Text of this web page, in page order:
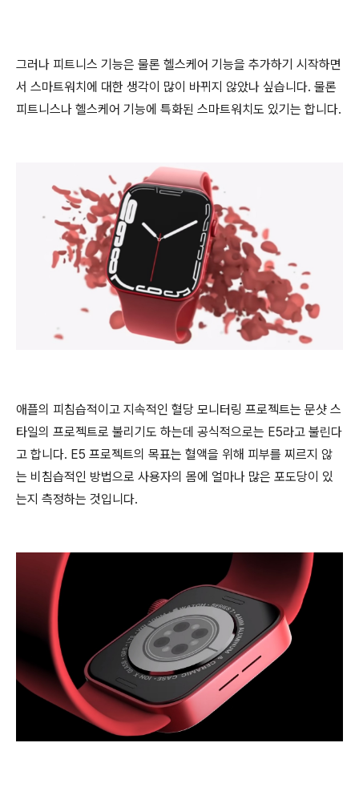
그러나 피트니스 기능은 물론 헬스케어 기능을 추가하기 시작하면
서 스마트워치에 대한 생각이 많이 바뀌지 않았나 싶습니다. 물론
피트니스나 헬스케어 기능에 특화된 스마트워치도 있기는 합니다.
애플의 피침습적이고 지속적인 혈당 모니터링 프로젝트는 문샷 스
타일의 프로젝트로 불리기도 하는데 공식적으로는 E5라고 불린다
고 합니다. E5 프로젝트의 목표는 혈액을 위해 피부를 찌르지 않
는 비침습적인 방법으로 사용자의 몸에 얼마나 많은 포도당이 있
는지 측정하는 것입니다.